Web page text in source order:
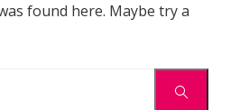
found here. Maybe try a